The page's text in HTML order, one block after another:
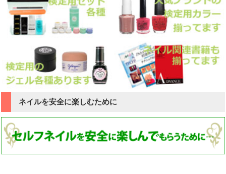
ネイルを安全に楽しむために